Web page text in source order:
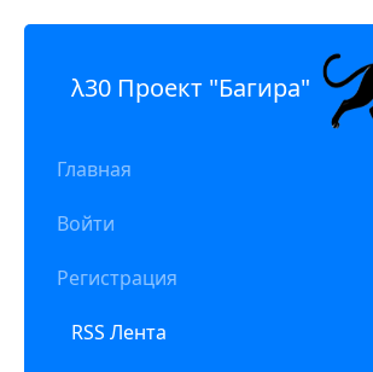
λ30 Проект "Багира"
Главная
Войти
Регистрация
RSS Лента